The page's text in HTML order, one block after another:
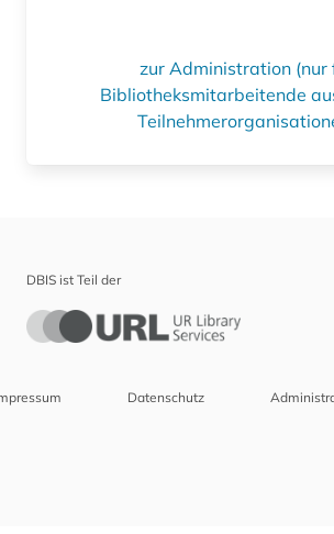
zur Administration (nur
Bibliotheksmitarbeitende
DBIS ist Teil der
Datenschutz